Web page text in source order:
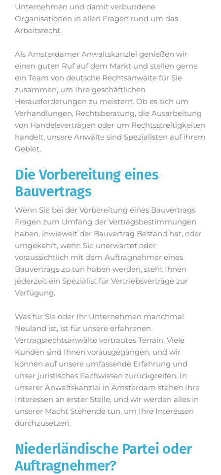
Unternehmen und damit verbundene
Organisationen in allen Fragen rund um das
Arbeitsrecht.
Als Amsterdamer Anwaltskanzlei genießen wir
einen guten Ruf auf dem Markt und stellen gerne
ein Team von deutsche Rechtsanwälte für Sie
zusammen, um Ihre geschäftlichen
Herausforderungen zu meistern. Ob es sich um
Verhandlungen, Rechtsberatung, die Ausarbeitung
von Handelsverträgen oder um Rechtsstreitigkeiten
handelt, unsere Anwälte sind Spezialisten auf ihrem
Gebiet.
Die Vorbereitung eines
Bauvertrags
Wenn Sie bei der Vorbereitung eines Bauvertrags
Fragen zum Umfang der Vertragsbestimmungen
haben, inwieweit der Bauvertrag Bestand hat, oder
umgekehrt, wenn Sie unerwartet oder
voraussichtlich mit dem Auftragnehmer eines
Bauvertrags zu tun haben werden, steht Ihnen
jederzeit ein Spezialist für Vertriebsverträge zur
Verfügung.
Was für Sie oder Ihr Unternehmen manchmal
Neuland ist, ist für unsere erfahrenen
Vertragsrechtsanwälte vertrautes Terrain. Viele
Kunden sind Ihnen vorausgegangen, und wir
können auf unsere umfassende Erfahrung und
unser juristisches Fachwissen zurückgreifen. In
unserer Anwaltskanzlei in Amsterdam stehen Ihre
Interessen an erster Stelle, und wir werden alles in
unserer Macht Stehende tun, um Ihre Interessen
durchzusetzen.
Niederländische Partei oder
Auftragnehmer?